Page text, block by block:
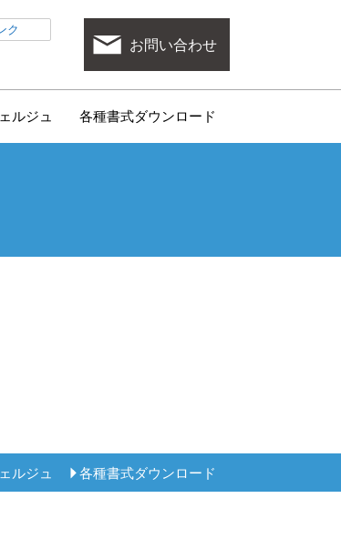
協会
ク
お問い合わせ
ルジュ 各種書式ダウンロード
ルジュ 各種書式ダウンロード